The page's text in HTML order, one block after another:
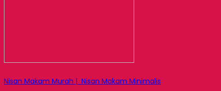
Nisan Makam Murah | Nisan Makam Minimalis